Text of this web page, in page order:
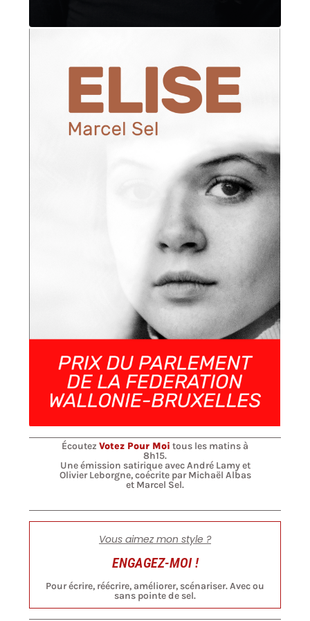
Écoutez Votez Pour Moi tous les matins à
8h15.
Une émission satirique avec André Lamy et
Olivier Leborgne, coécrite par Michaël Albas
et Marcel Sel.
Vous aimez mon style ?
ENGAGEZ-MOI !
Pour écrire, réécrire, améliorer, scénariser. Avec ou
sans pointe de sel.